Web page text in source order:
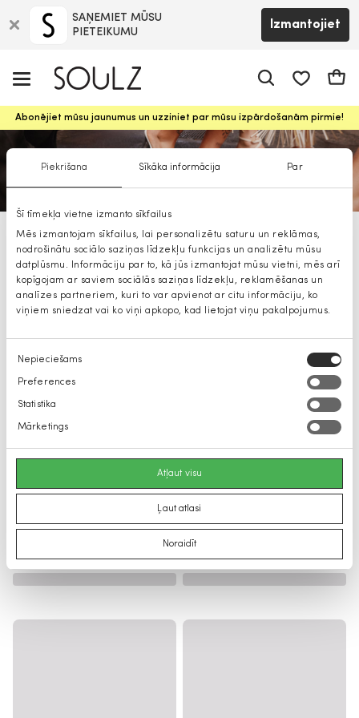
Piekrišana Sīkāka informācija Par
Šī tīmekļa vietne izmanto sīkfailus
Mēs izmantojam sīkfailus, lai personalizētu saturu un reklāmas,
nodrošinātu sociālo saziņas līdzekļu funkcijas un analizētu mūsu
datplūsmu. Informāciju par to, kā jūs izmantojat mūsu vietni, mēs arī
kopīgojam ar saviem sociālās saziņas līdzekļu, reklamēšanas un
analīzes partneriem, kuri to var apvienot ar citu informāciju, ko
viņiem sniedzat vai ko viņi apkopo, kad lietojat viņu pakalpojumus.
Piekrišanas
izvēle
Nepieciešams
Preferences
Statistika
Mārketings
Atļaut visu
Ļaut atlasi
Noraidīt
SAŅEMIET MŪSU
PIETEIKUMU
Izmantojiet
Abonējiet mūsu jaunumus un uzziniet par mūsu izpārdošanām pirmie!
ALDO aLDO apavi un aksesuāri
sievietēm